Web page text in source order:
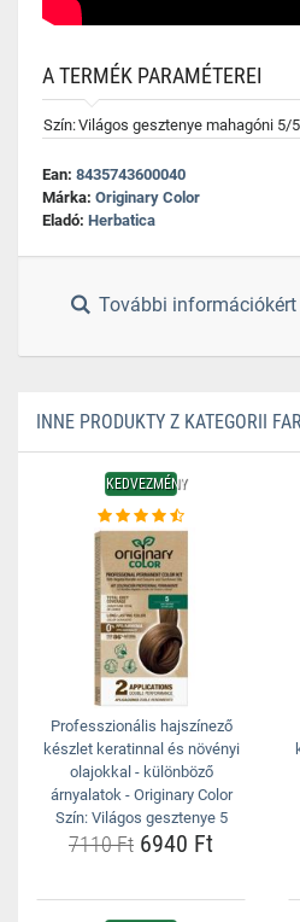
A TERMÉK PARAMÉTEREI
Szín:Világos gesztenye mahagóni 5/5
Ean: 8435743600040
Márka: Originary Color
Eladó: Herbatica
További
INNE PRODUKTY Z KATEGORII
KEDVEZMÉNY
Professzionális hajszínező
készlet keratinnal és növényi
olajokkal - különböző
árnyalatok - Originary Color
Szín: Világos gesztenye 5
7110 Ft 6940 Ft